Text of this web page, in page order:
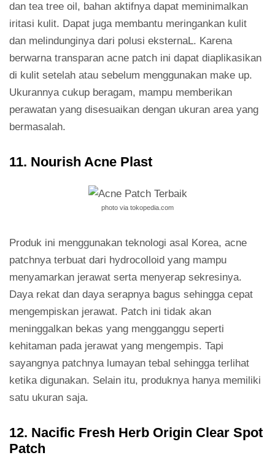
dan tea tree oil, bahan aktifnya dapat meminimalkan
iritasi kulit. Dapat juga membantu meringankan kulit
dan melindunginya dari polusi eksternaL. Karena
berwarna transparan acne patch ini dapat diaplikasikan
di kulit setelah atau sebelum menggunakan make up.
Ukurannya cukup beragam, mampu memberikan
perawatan yang disesuaikan dengan ukuran area yang
bermasalah.
11. Nourish Acne Plast
photo via tokopedia.com
Produk ini menggunakan teknologi asal Korea, acne
patchnya terbuat dari hydrocolloid yang mampu
menyamarkan jerawat serta menyerap sekresinya.
Daya rekat dan daya serapnya bagus sehingga cepat
mengempiskan jerawat. Patch ini tidak akan
meninggalkan bekas yang mengganggu seperti
kehitaman pada jerawat yang mengempis. Tapi
sayangnya patchnya lumayan tebal sehingga terlihat
ketika digunakan. Selain itu, produknya hanya memiliki
satu ukuran saja.
12. Nacific Fresh Herb Origin Clear Spot
Patch